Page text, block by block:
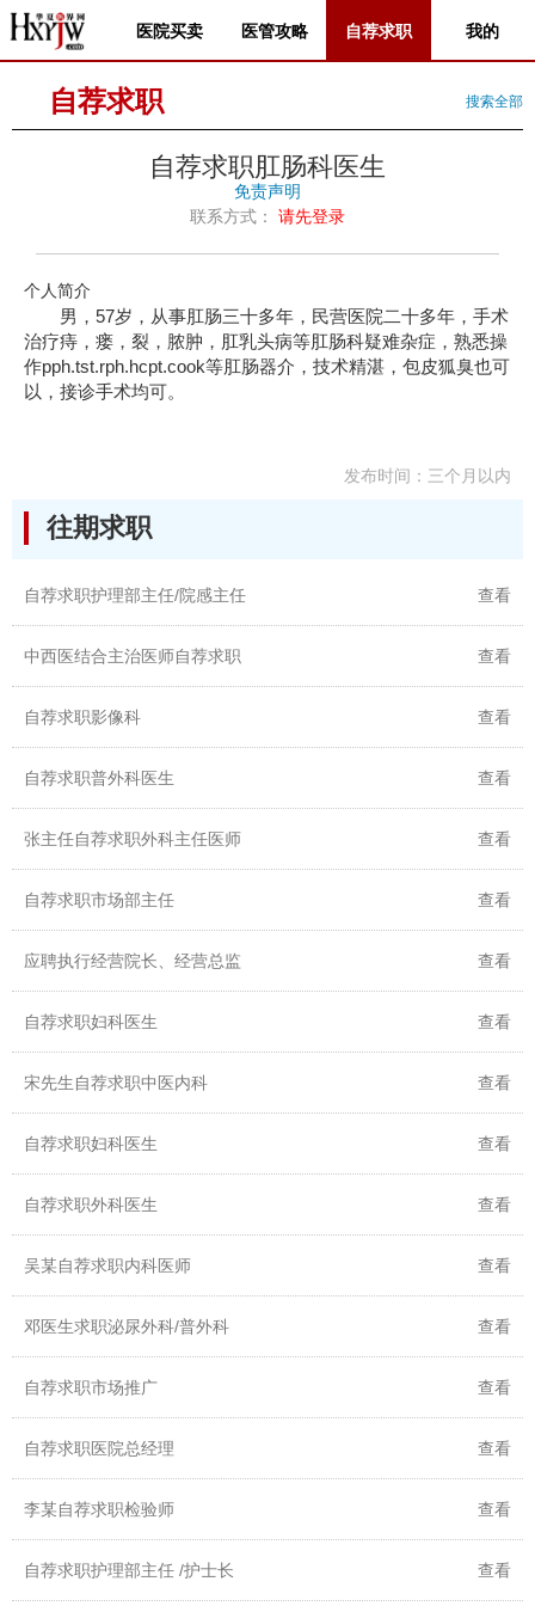
医院买卖 医管攻略 自荐求职 我的
自荐求职 搜索全部
自荐求职肛肠科医生
免责声明
联系方式： 请先登录
个人简介
男，57岁，从事肛肠三十多年，民营医院二十多年，手术
治疗痔，瘘，裂，脓肿，肛乳头病等肛肠科疑难杂症，熟悉操
作pph.tst.rph.hcpt.cook等肛肠器介，技术精湛，包皮狐臭也可
以，接诊手术均可。
发布时间：三个月以内
往期求职
查看
自荐求职护理部主任/院感主任
查看
中西医结合主治医师自荐求职
查看
自荐求职影像科
查看
自荐求职普外科医生
查看
张主任自荐求职外科主任医师
查看
自荐求职市场部主任
查看
应聘执行经营院长、经营总监
查看
自荐求职妇科医生
查看
宋先生自荐求职中医内科
查看
自荐求职妇科医生
查看
自荐求职外科医生
查看
吴某自荐求职内科医师
查看
邓医生求职泌尿外科/普外科
查看
自荐求职市场推广
查看
自荐求职医院总经理
查看
李某自荐求职检验师
查看
自荐求职护理部主任 /护士长